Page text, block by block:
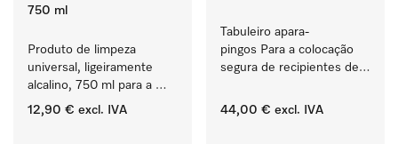
750 ml
Produto de limpeza
universal, ligeiramente
alcalino, 750 ml para a
remoção delicada de
12,90 € excl. IVA
Tabuleiro apara-
pingos Para a colocação
segura de recipientes de
44,00 € excl. IVA